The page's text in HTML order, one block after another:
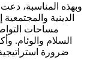
وبهذه المناسبة،
الدينية
مساحات
السلام والوئام.
ضرورة